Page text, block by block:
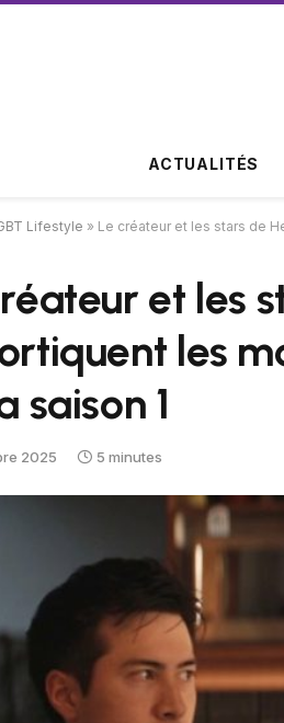
ACTUALITÉS
Lifestyle » Le créateur et les stars de
et les
les
saison 1
2025 5 minutes